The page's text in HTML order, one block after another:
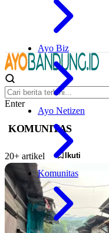
Ayo Biz
Ayo Netizen
Komunitas
Enter
KOMUNITAS
20+ artikel Ikuti